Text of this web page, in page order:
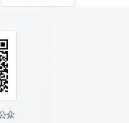
众